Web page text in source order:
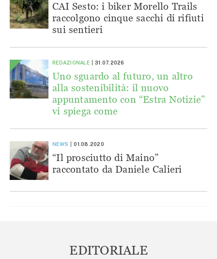
CAI Sesto: i biker Morello Trails
raccolgono cinque sacchi di rifiuti
sui sentieri
REDAZIONALE 31.07.2026
Uno sguardo al futuro, un altro
alla sostenibilità: il nuovo
appuntamento con “Estra Notizie”
vi spiega come
NEWS 01.08.2020
“Il prosciutto di Maino”
raccontato da Daniele Calieri
EDITORIALE